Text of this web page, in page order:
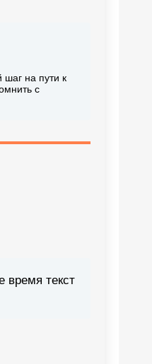
на пути к
с
время текст